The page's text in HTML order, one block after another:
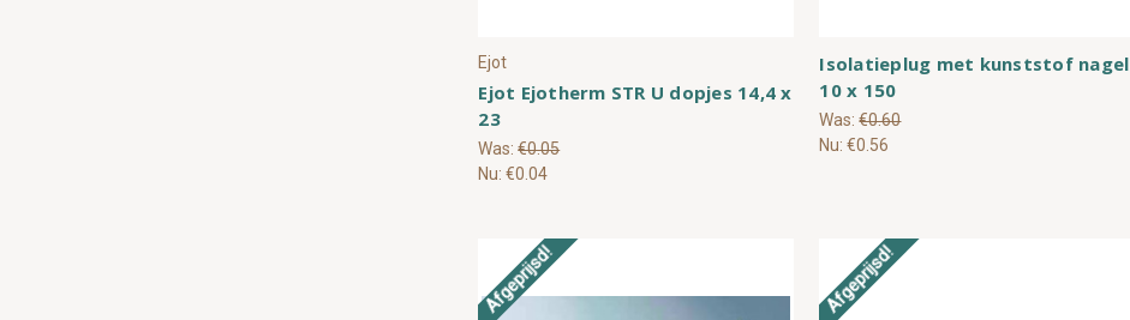
Ejot
Ejot Ejotherm STR U dopjes 14,4 x
23
Was:€0.05
Nu:€0.04
Isolatieplug met kunststof nagel
10 x 150
Was:€0.60
Nu:€0.56
Afgeprijsd! Afgeprijsd!